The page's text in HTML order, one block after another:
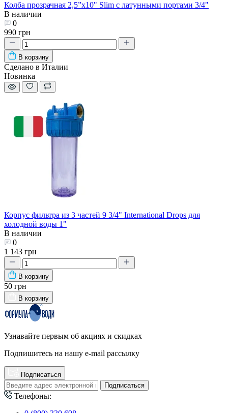
Колба прозрачная 2,5”х10" Slim с латунными портами 3/4"
В наличии
0
990 грн
В корзину
Сделано в Италии
Новинка
Корпус фильтра из 3 частей 9 3/4" International Drops для
холодной воды 1"
В наличии
0
1 143 грн
В корзину
50 грн
В корзину
Узнавайте первым об акциях и скидках
Подпишитесь на нашу e-mail рассылку
Подписаться
Подписаться
Телефоны: